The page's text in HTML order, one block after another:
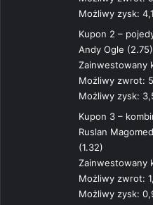
Możliwy zysk:
Kupon 2 –
Andy Ogle (2.75)
Zainwestowany
Możliwy zwrot:
Możliwy zysk:
Kupon 3 –
Ruslan
(1.32)
Zainwestowany
Możliwy zwrot:
Możliwy zysk: